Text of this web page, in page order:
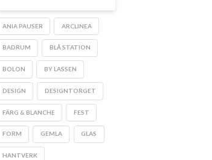
ANIA PAUSER ARCLINEA
BADRUM BLÅ STATION
BOLON BY LASSEN
DESIGN DESIGNTORGET
FÄRG & BLANCHE FEST
FORM GEMLA GLAS
HANTVERK